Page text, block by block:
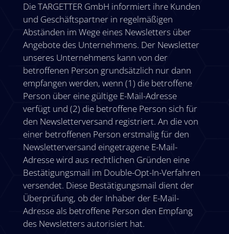
Die TARGETTER GmbH informiert ihre Kunden
und Geschäftspartner in regelmäßigen
Abständen im Wege eines Newsletters über
Angebote des Unternehmens. Der Newsletter
unseres Unternehmens kann von der
betroffenen Person grundsätzlich nur dann
empfangen werden, wenn (1) die betroffene
Person über eine gültige E-Mail-Adresse
verfügt und (2) die betroffene Person sich für
den Newsletterversand registriert. An die von
einer betroffenen Person erstmalig für den
Newsletterversand eingetragene E-Mail-
Adresse wird aus rechtlichen Gründen eine
Bestätigungsmail im Double-Opt-In-Verfahren
versendet. Diese Bestätigungsmail dient der
Überprüfung, ob der Inhaber der E-Mail-
Adresse als betroffene Person den Empfang
des Newsletters autorisiert hat.